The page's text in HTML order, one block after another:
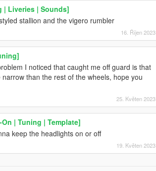
| Liveries | Sounds]
stallion and the vigero rumbler
16. Říjen 2023
I noticed that caught me off guard is that
than the rest of the wheels, hope you
25. Květen 2023
| Tuning | Template]
keep the headlights on or off
19. Květen 2023